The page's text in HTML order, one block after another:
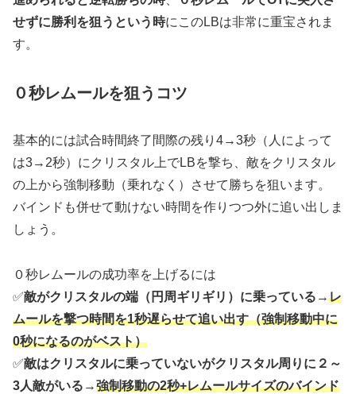
せずに勝利を狙うという時にこのLBは非常に重宝されま
す。
０秒レムールを狙うコツ
基本的には試合時間終了間際の残り4→3秒（人によって
は3→2秒）にクリスタル上でLBを撃ち、敵をクリスタル
の上から強制移動（乗れなく）させて勝ちを狙います。
バインドも併せて動けない時間を作りつつ外に追い出しま
しょう。
０秒レムールの成功率を上げるには
✅敵がクリスタルの端（円周ギリギリ）に乗っている →レ
ムールを撃つ時間を1秒遅らせて追い出す（強制移動中に
0秒になるのがベスト）
✅敵はクリスタルに乗っていないがクリスタル周りに２～
3人敵がいる →強制移動の2秒+レムールサイズのバインド